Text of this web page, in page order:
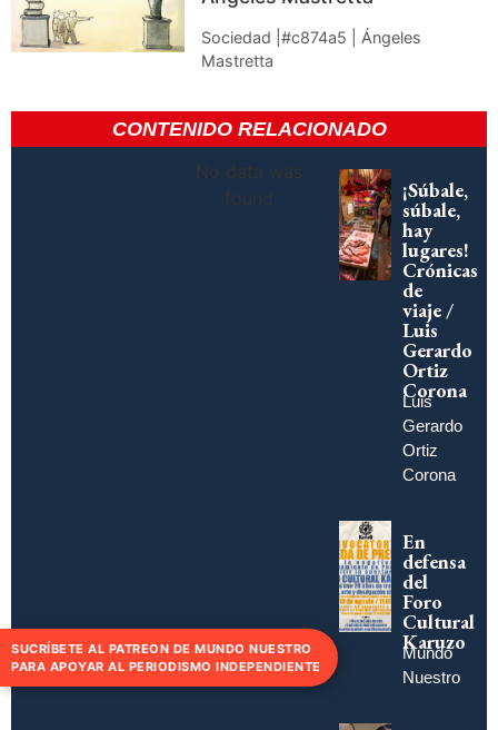
Sociedad |#c874a5 | Ángeles
Mastretta
CONTENIDO RELACIONADO
No data was
found
¡Súbale,
súbale,
hay
lugares!
Crónicas
de
viaje /
Luis
Gerardo
Ortiz
Corona
Luis
Gerardo
Ortiz
Corona
En
defensa
del
Foro
Cultural
Karuzo
Mundo
Nuestro
SUCRÍBETE AL PATREON DE MUNDO NUESTRO
PARA APOYAR AL PERIODISMO INDEPENDIENTE